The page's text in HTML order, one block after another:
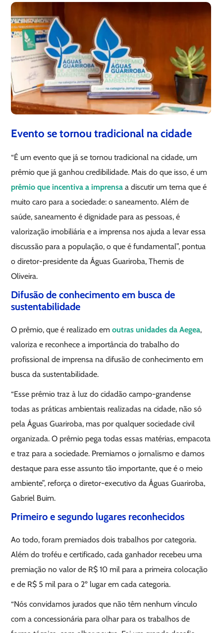
Evento se tornou tradicional na cidade
“É um evento que já se tornou tradicional na cidade, um
prêmio que já ganhou credibilidade. Mais do que isso, é um
prêmio que incentiva a imprensa a discutir um tema que é
muito caro para a sociedade: o saneamento. Além de
saúde, saneamento é dignidade para as pessoas, é
valorização imobiliária e a imprensa nos ajuda a levar essa
discussão para a população, o que é fundamental”, pontua
o diretor-presidente da Águas Guariroba, Themis de
Oliveira.
Difusão de conhecimento em busca de
sustentabilidade
O prêmio, que é realizado emoutras unidades da Aegea,
valoriza e reconhece a importância do trabalho do
profissional de imprensa na difusão de conhecimento em
busca da sustentabilidade.
“Esse prêmio traz à luz do cidadão campo-grandense
todas as práticas ambientais realizadas na cidade, não só
pela Águas Guariroba, mas por qualquer sociedade civil
organizada. O prêmio pega todas essas matérias, empacota
e traz para a sociedade. Premiamos o jornalismo e damos
destaque para esse assunto tão importante, que é o meio
ambiente”, reforça o diretor-executivo da Águas Guariroba,
Gabriel Buim.
Primeiro e segundo lugares reconhecidos
Ao todo, foram premiados dois trabalhos por categoria.
Além do troféu e certificado, cada ganhador recebeu uma
premiação no valor de R$ 10 mil para a primeira colocação
e de R$ 5 mil para o 2º lugar em cada categoria.
“Nós convidamos jurados que não têm nenhum vínculo
com a concessionária para olhar para os trabalhos de